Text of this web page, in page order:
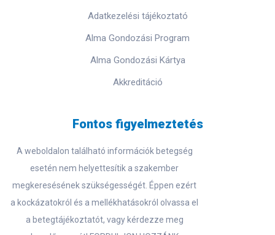
Adatkezelési tájékoztató
Alma Gondozási Program
Alma Gondozási Kártya
Akkreditáció
Fontos figyelmeztetés
A weboldalon található információk betegség
esetén nem helyettesítik a szakember
megkeresésének szükségességét. Éppen ezért
a kockázatokról és a mellékhatásokról olvassa el
a betegtájékoztatót, vagy kérdezze meg